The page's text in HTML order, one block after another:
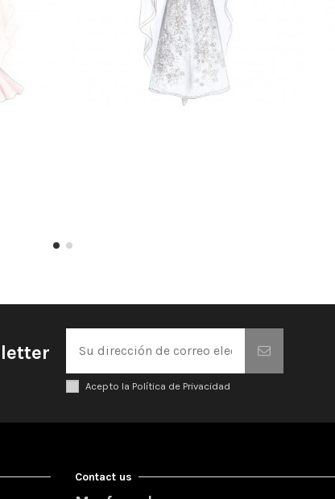
Acepto la Política de Privacidad
Contact us